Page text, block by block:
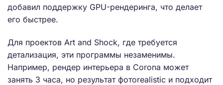
добавил поддержку GPU-рендеринга, что делает
его быстрее.
Для проектов Art and Shock, где требуется
детализация, эти программы незаменимы.
Например, рендер интерьера в Corona может
занять 3 часа, но результат фотorealistic и подходит